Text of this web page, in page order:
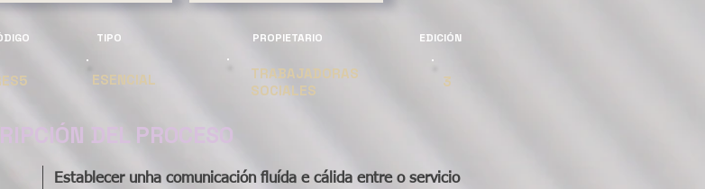
TIPO PROPIETARIO EDICIÓN
ESENCIAL
TRABAJADORAS
SOCIALES
3
DEL PROCESO
Establecer unha comunicación fluída e cálida entre o servicio